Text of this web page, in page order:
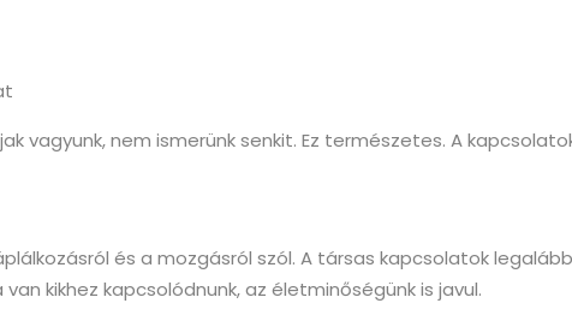
vagyunk, nem ismerünk senkit. Ez természetes. A
és a mozgásról szól. A társas kapcsolatok legalább
kikhez kapcsolódnunk, az életminőségünk is javul.